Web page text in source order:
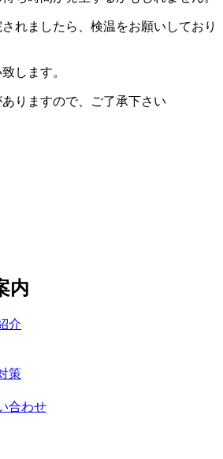
れましたら、検温をお願いしており
します。
りますので、ご了承下さい
内
介
策
合わせ